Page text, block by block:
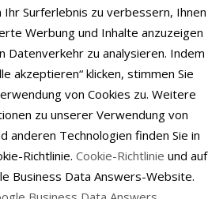
Ihr Surferlebnis zu verbessern, Ihnen
Werbung und Inhalte anzuzeigen
Datenverkehr zu analysieren. Indem
akzeptieren“ klicken, stimmen Sie
von Cookies zu. Weitere
zu unserer Verwendung von
anderen Technologien finden Sie in
Richtlinie. Cookie-Richtlinie und auf
Business Data Answers-Website.